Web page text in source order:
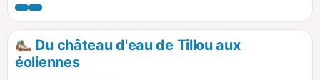
l’environnement du Conseil Départemental des Deux-
Sèvres. Ce petit parcours vous propose de découvrir ce
milieu protégé.
Du château d'eau de Tillou aux
éoliennes